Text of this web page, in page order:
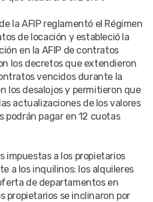
la AFIP reglamentó el Régimen
de locación y estableció la
en la AFIP de contratos
los decretos que extendieron
vencidos durante la
los desalojos y permitieron que
actualizaciones de los valores
podrán pagar en 12 cuotas
impuestas a los propietarios
a los inquilinos: los alquileres
de departamentos en
propietarios se inclinaron por